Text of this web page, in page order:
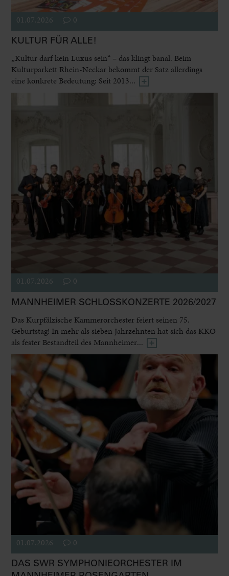
01.07.2026 0
KULTUR FÜR ALLE!
„Kultur darf kein Luxus sein“ – das klingt banal. Beim
Kulturparkett Rhein-Neckar bekommt der Satz allerdings
eine konkrete Bedeutung: Seit 2013...
01.07.2026 0
MANNHEIMER SCHLOSSKONZERTE 2026/2027
Das Kurpfälzische Kammerorchester feiert seinen 75.
Geburtstag! In mehr als sieben Jahrzehnten hat sich das KKO
als fester Bestandteil des Mannheimer...
01.07.2026 0
DAS SWR SYMPHONIEORCHESTER IM